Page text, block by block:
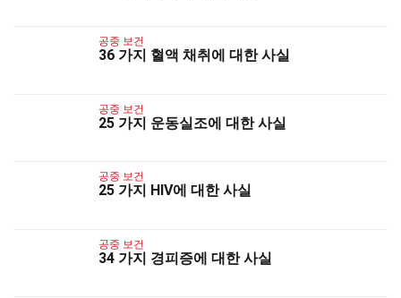
공중 보건
36 가지 혈액 채취에 대한 사실
공중 보건
25 가지 운동실조에 대한 사실
공중 보건
25 가지 HIV에 대한 사실
공중 보건
34 가지 경피증에 대한 사실